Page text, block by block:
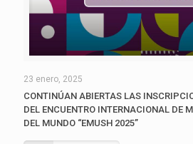
23 enero, 2025
CONTINÚAN ABIERTAS LAS
DEL ENCUENTRO INTERNACIONAL DE
DEL MUNDO “EMUSH 2025”